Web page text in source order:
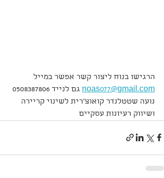
הרגישו בנוח ליצור קשר אפשר במייל
noas077@gmail.com
נועה שטטלנדר קואוצ׳רית לשינוי קריירה
ושיווק רעיונות עסקיים